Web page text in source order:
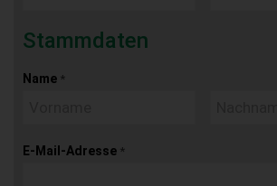
Stammdaten
Name *
E-Mail-Adresse *